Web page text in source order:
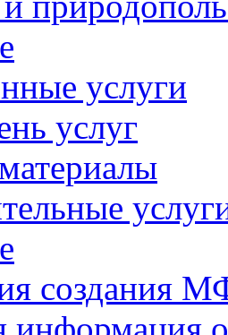
услуги
услуг
создания